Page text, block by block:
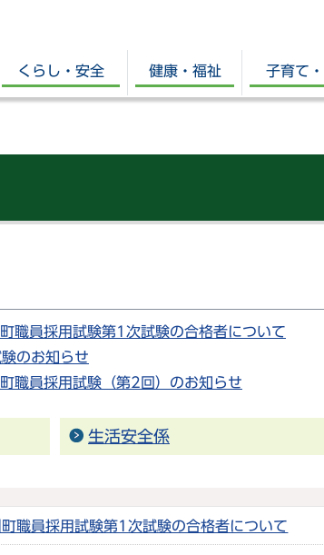
くらし・安全 健康・福祉 子育て
職員採用試験第1次試験の合格者について
のお知らせ
職員採用試験（第2回）のお知らせ
生活安全係
職員採用試験第1次試験の合格者について